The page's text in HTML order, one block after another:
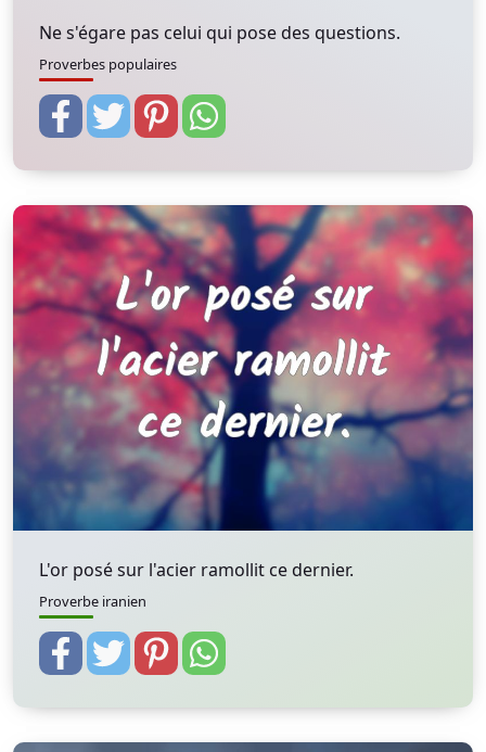
Ne s'égare pas celui qui pose des questions.
Proverbes populaires
L'or posé sur l'acier ramollit ce dernier.
Proverbe iranien